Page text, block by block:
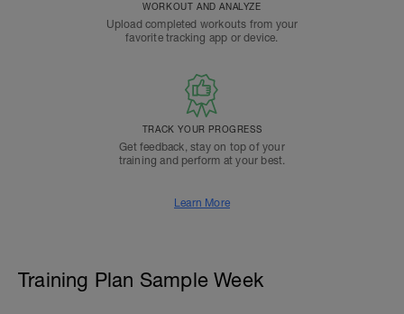
WORKOUT AND ANALYZE
Upload completed workouts from your
favorite tracking app or device.
TRACK YOUR PROGRESS
Get feedback, stay on top of your
training and perform at your best.
Learn More
Training Plan Sample Week